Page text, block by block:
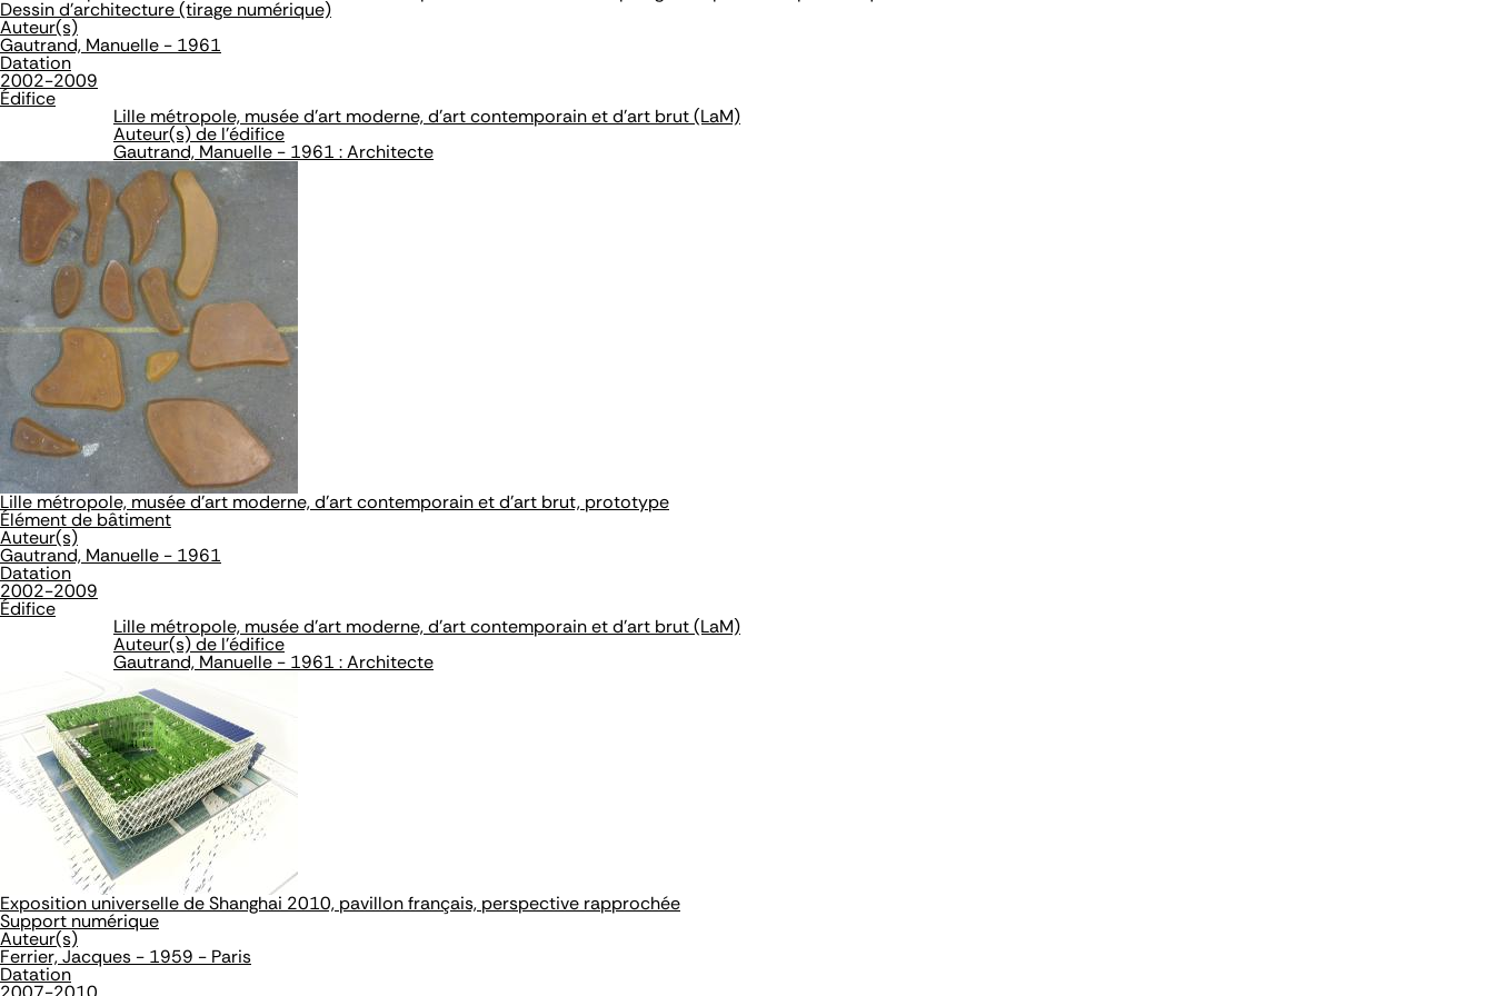
Dessin d'architecture (tirage numérique)
Auteur(s)
Gautrand, Manuelle - 1961
Datation
2002-2009
Édifice
Lille métropole, musée d'art moderne, d'art contemporain et d'art brut (LaM)
Auteur(s) de l'édifice
Gautrand, Manuelle - 1961 : Architecte
Lille métropole, musée d'art moderne, d'art contemporain et d'art brut, prototype
Élément de bâtiment
Auteur(s)
Gautrand, Manuelle - 1961
Datation
2002-2009
Édifice
Lille métropole, musée d'art moderne, d'art contemporain et d'art brut (LaM)
Auteur(s) de l'édifice
Gautrand, Manuelle - 1961 : Architecte
Exposition universelle de Shanghai 2010, pavillon français, perspective rapprochée
Support numérique
Auteur(s)
Ferrier, Jacques - 1959 - Paris
Datation